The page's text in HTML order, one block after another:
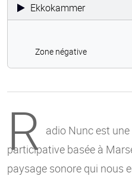
Ekkokammer
Zone négative
R adio Nunc est
participative basée à
paysage sonore qui nous